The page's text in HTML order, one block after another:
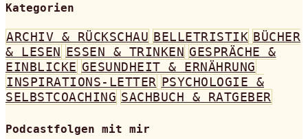
Kategorien
ARCHIV & RÜCKSCHAU BELLETRISTIK BÜCHER
& LESEN ESSEN & TRINKEN GESPRÄCHE &
EINBLICKE GESUNDHEIT & ERNÄHRUNG
INSPIRATIONS-LETTER PSYCHOLOGIE &
SELBSTCOACHING SACHBUCH & RATGEBER
Podcastfolgen mit mir